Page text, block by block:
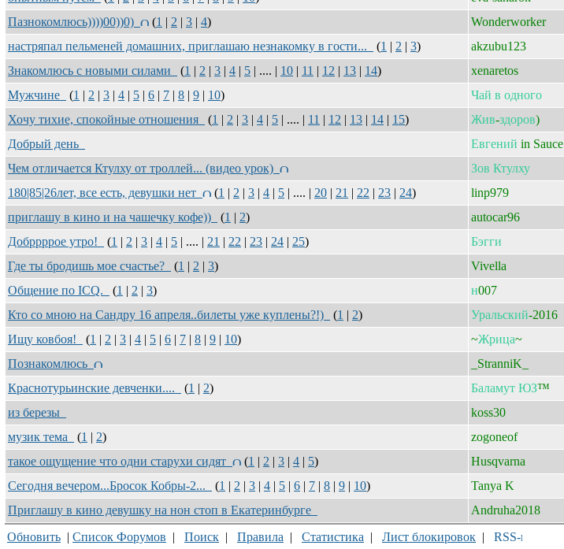
Пазнокомлюсь))))00))0)
(1 | 2 | 3 | 4) Wonderworker
настряпал пельменей домашних, приглашаю незнакомку в гости...
(1 | 2 | 3) akzubu123
Знакомлюсь с новыми силами
(1 | 2 | 3 | 4 | 5 | .... | 10 | 11 | 12 | 13 | 14) xenaretos
Мужчине
(1 | 2 | 3 | 4 | 5 | 6 | 7 | 8 | 9 | 10) Чай в одного
Хочу тихие, спокойные отношения
(1 | 2 | 3 | 4 | 5 | .... | 11 | 12 | 13 | 14 | 15) Жив-здоров)
Добрый день
Евгений in Sauce
Чем отличается Ктулху от троллей... (видео урок)
Зов Ктулху
180|85|26лет, все есть, девушки нет
(1 | 2 | 3 | 4 | 5 | .... | 20 | 21 | 22 | 23 | 24) linp979
приглашу в кино и на чашечку кофе))
(1 | 2) autocar96
Добррррое утро!
(1 | 2 | 3 | 4 | 5 | .... | 21 | 22 | 23 | 24 | 25) Бэгги
Где ты бродишь мое счастье?
(1 | 2 | 3) Vivella
Общение по ICQ.
(1 | 2 | 3) н007
Кто со мною на Сандру 16 апреля..билеты уже куплены?!)
(1 | 2) Уральский-2016
Ищу ковбоя!
(1 | 2 | 3 | 4 | 5 | 6 | 7 | 8 | 9 | 10) ~Жрица~
Познакомлюсь
_StranniK_
Краснотурьинские девченки....
(1 | 2) Баламут ЮЗ™
из березы
koss30
музик тема
(1 | 2) zogoneof
такое ощущение что одни старухи сидят
(1 | 2 | 3 | 4 | 5) Husqvarna
Сегодня вечером...Бросок Кобры-2...
(1 | 2 | 3 | 4 | 5 | 6 | 7 | 8 | 9 | 10) Tanya K
Приглашу в кино девушку на нон стоп в Екатеринбурге
Andruha2018
Обновить | Список Форумов | Поиск | Правила | Статистика | Лист блокировок |